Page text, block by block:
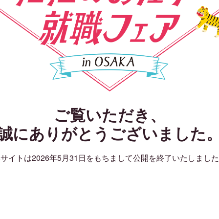
ご覧いただき、
にありがとうございました
イトは2026年5月31日をもちまして公開を終了いたしまし